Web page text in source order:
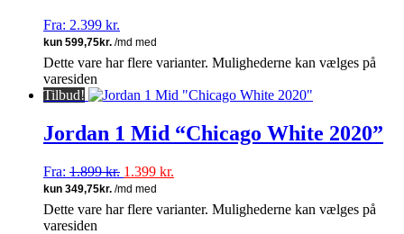
Fra: 2.399 kr.
Dette vare har flere varianter. Mulighederne kan vælges på
varesiden
Tilbud!
Jordan 1 Mid “Chicago White 2020”
Fra: 1.899kr. 1.399 kr.
Dette vare har flere varianter. Mulighederne kan vælges på
varesiden